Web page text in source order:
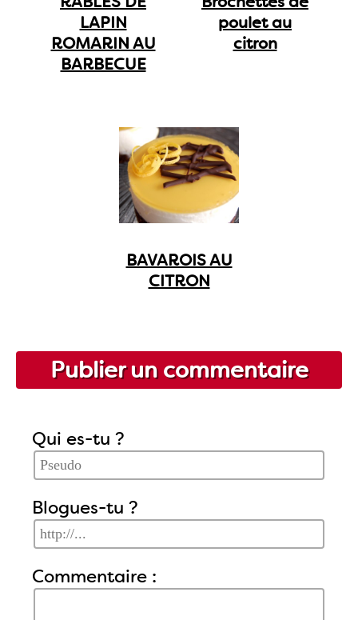
LAPIN
ROMARIN AU
BARBECUE
poulet au
citron
BAVAROIS AU
CITRON
Publier un commentaire
Qui es-tu ?
Blogues-tu ?
Commentaire :